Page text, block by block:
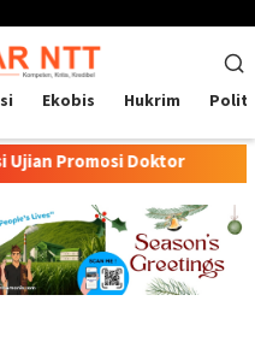
Ekobis Hukrim
Transformasi